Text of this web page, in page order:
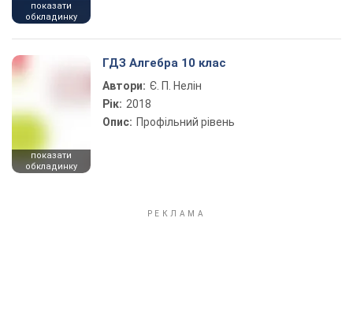
показати
обкладинку
показати
обкладинку
ГДЗ Алгебра 10 клас
Автори: Є. П. Нелін
Рік: 2018
Опис: Профільний рівень